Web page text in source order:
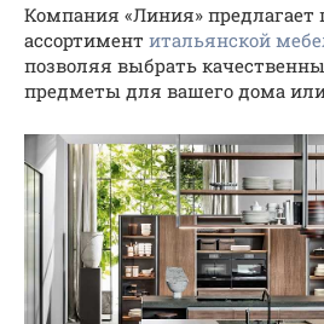
Компания «Линия»
ассортимент итальянской
позволяя выбрать
предметы для вашего дома